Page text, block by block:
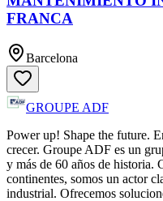
FRANCA
Barcelona
GROUPE ADF
Power up! Shape the future.
crecer. Groupe ADF es un
y más de 60 años de historia.
continentes, somos un actor
industrial. Ofrecemos